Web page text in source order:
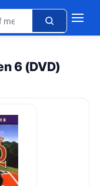
6 (DVD)